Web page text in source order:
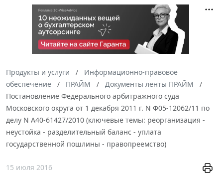
Продукты и услуги
Информационно-правовое
обеспечение
ПРАЙМ
Документы ленты ПРАЙМ
Постановление Федерального арбитражного суда
Московского округа от 1 декабря 2011 г. N Ф05-12062/11 по
делу N А40-61427/2010 (ключевые темы: реорганизация -
неустойка - разделительный баланс - уплата
государственной пошлины - правопреемство)
15 июля 2016